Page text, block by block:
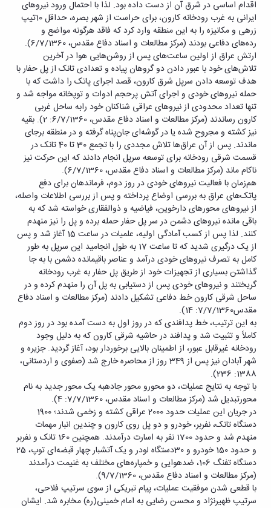
اقدام اساسی در شرق آن از دست داده بود. لذا با احتمال ورود نیروهای
ایرانی به غرب رودخانه کارون، برای حراست از شهر بصره، حداقل 10تیپ
زرهی و مکانیزه را به این منطقه وارد کرد که فاقد هرگونه مواضع و
رده‌های دفاعی بودند (مرکز مطالعات و اسناد دفاع مقدس، 6/7/1360).
ارتش عراق از اولین ساعت‌های پس از روشن‌هایی هوا در آخرین
تلاش‌های خود با عبور دادن دو گروهان پیاده و تعدادی تانک از پل حفار با
هدف توسعه دادن سرپل شرق کارون، قصد اجرای پاتک را داشت که با
حمله نیروهای خودی و اجرای آتش پرحجم ادوات و توپخانه مواجه شد و
تنها تعداد محدودی از نیروهای عراقی شناکنان خود رابه ساحل غربی
کارون رساندند (مرکز مطالعات و اسناد دفاع مقدس، 6/7/1360: 2). بقیه
نیز کشته و مجروح شده یا در گوشه‌ای جان‌پناه گرفته و در منطقه برجای
ماندند. پس از آن عراق‌ها تلاش مجددی را با تجمع 30 تا 40 تانک در
قسمت شرقی رودخانه برای توسعه سرپل انجام دادند که این حرکت نیز
ناکام ماند (مرکز مطالعات و اسناد دفاع مقدس، 6/7/1360).
هم‌زمان با فعالیت نیروهای خودی در روز دوم، فرماندهان برای دفع
پاتک‌های عراق به بررسی اوضاع پرداخته و پس از بررسی اطلاعات واصله،
از نیروهای محورهای دارخوین، فیاضیه و ذوالفقاری خواسته شد که به
باقی مانده نیروهای دشمن در سر پل حفار حمله برده و پل را نیز منهدم
کنند. لذا پس از کسب آمادگی اولیه، علمیات در ساعت 15 آغاز شد و پس
از یک درگیری شدید که تا ساعت 17 به طول انجامید این سرپل به طور
کامل به تصرف نیروهای خودی درآمد و عناصر باقیمانده دشمن با به جا
گذاشتن بسیاری از تجهیزات خود از طریق پل حفار به غرب رودخانه
گریختند و نیروهای خودی پس از دستیابی به پل آن را منهدم کرده و در
ساحل شرقی کارون خط دفاعی تشکیل دادند (مرکز مطالعات و اسناد دفاع
مقدس7/7/1360: 14).
به این ترتیب، خط پدافندی که در روز اول به دست آمده بود در روز دوم
کاملاً و تثبیت شد و پدافند در حاشیه شرقی کارون که به دلیل وجود
رودخانه غیرقابل عبور، از اطمینان بالایی برخوردار بود، آغاز گردید. جزیره و
شهر آبادان نیز پس از 349 روز از محاصره خارج شد (صفوی و اردستانی،
1388: 236).
با توجه به نتایج عملیات، دو محورو محور جادهبه یک محور جدید به نام
محورتبدیل شد (مرکز مطالعات و اسناد مقدس، 7/7/1360: 4).
در جریان این عملیات حدود 2000 عراقی کشته و زخمی شدند؛ 1900
دستگاه تانک، نفربر، خودرو و دو پل روی کارون و چندین انبار مهمات
منهدم شد و حدود 1700 نفر به اسارت درآمدند. همچنین 160 تانک و نفربر
و حدود 150 خودرو و 30دستگاه لودر و یک آتشبار چهار قبضه‌ای توپ، 25
دستگاه تفنگ 106، ضدهوایی و خمپاره‌های مختلف به غنیمت درآمدند
(مرکز مطالعات و اسناد دفاع مقدس، 9/7/1360).
با قطعی شدن موفقیت عملیات، پیام تبریکی از سوی سرتیپ فلاحی،
سرتیپ ظهیرنژاد و محسن رضایی به امام خمینی(ره) مخابره شد. ایشان